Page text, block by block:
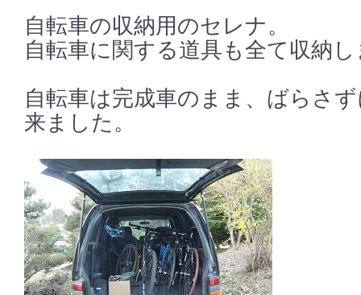
自転車の収納用のセレナ。
自転車に関する道具も全て収納
自転車は完成車のまま、ばらさ
来ました。